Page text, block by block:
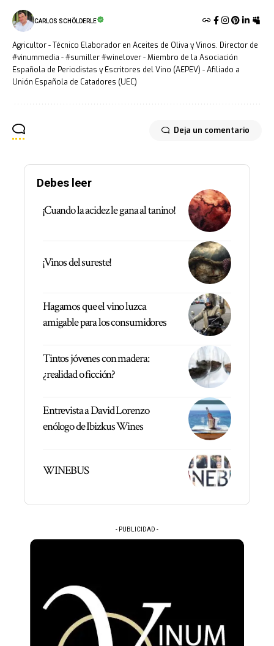
CARLOS SCHÖLDERLE
Agricultor - Técnico Elaborador en Aceites de Oliva y Vinos. Director de
#vinummedia - #sumiller #winelover - Miembro de la Asociación
Española de Periodistas y Escritores del Vino (AEPEV) - Afiliado a
Unión Española de Catadores (UEC)
Deja un comentario
Debes leer
¡Cuando la acidez le gana al tanino!
¡Vinos del sureste!
Hagamos que el vino luzca
amigable para los consumidores
Tintos jóvenes con madera:
¿realidad o ficción?
Entrevista a David Lorenzo
enólogo de Ibizkus Wines
WINEBUS
- PUBLICIDAD -